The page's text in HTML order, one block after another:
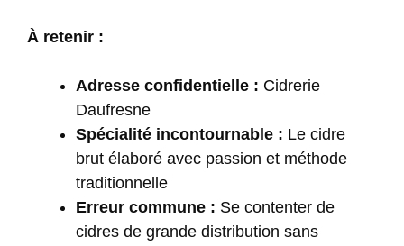
À retenir :
Adresse confidentielle : Cidrerie
Daufresne
Spécialité incontournable : Le cidre
brut élaboré avec passion et méthode
traditionnelle
Erreur commune : Se contenter de
cidres de grande distribution sans